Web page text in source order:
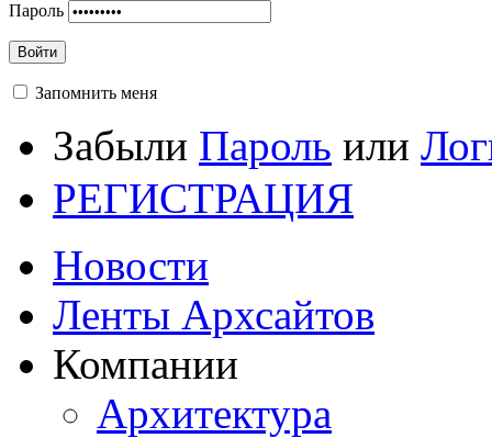
Пароль
Войти
Запомнить меня
Забыли Пароль или
РЕГИСТРАЦИЯ
Новости
Ленты Архсайтов
Компании
Архитектура